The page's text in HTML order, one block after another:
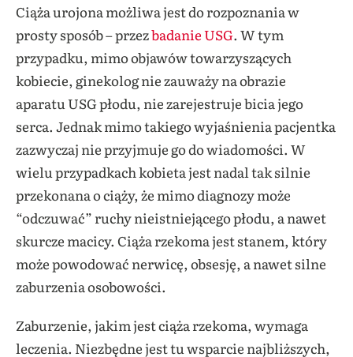
Ciąża urojona możliwa jest do rozpoznania w
prosty sposób – przezbadanie USG. W tym
przypadku, mimo objawów towarzyszących
kobiecie, ginekolog nie zauważy na obrazie
aparatu USG płodu, nie zarejestruje bicia jego
serca. Jednak mimo takiego wyjaśnienia pacjentka
zazwyczaj nie przyjmuje go do wiadomości. W
wielu przypadkach kobieta jest nadal tak silnie
przekonana o ciąży, że mimo diagnozy może
“odczuwać” ruchy nieistniejącego płodu, a nawet
skurcze macicy. Ciąża rzekoma jest stanem, który
może powodować nerwicę, obsesję, a nawet silne
zaburzenia osobowości.
Zaburzenie, jakim jest ciąża rzekoma, wymaga
leczenia. Niezbędne jest tu wsparcie najbliższych,